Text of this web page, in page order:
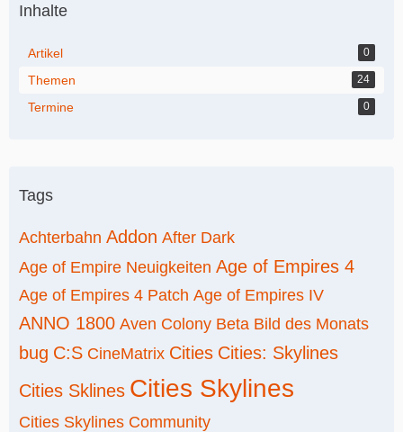
Inhalte
Artikel 0
Themen 24
Termine 0
Tags
Achterbahn Addon After Dark
Age of Empire Neuigkeiten Age of Empires 4
Age of Empires 4 Patch Age of Empires IV
ANNO 1800 Aven Colony Beta Bild des Monats
bug C:S CineMatrix Cities Cities: Skylines
Cities Sklines Cities Skylines
Cities Skylines Community